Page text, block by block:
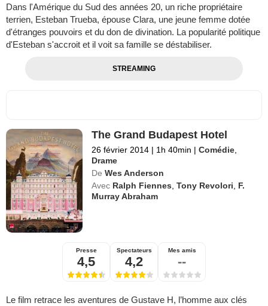
Dans l'Amérique du Sud des années 20, un riche propriétaire
terrien, Esteban Trueba, épouse Clara, une jeune femme dotée
d'étranges pouvoirs et du don de divination. La popularité politique
d'Esteban s'accroit et il voit sa famille se déstabiliser.
STREAMING
The Grand Budapest Hotel
26 février 2014 | 1h 40min | Comédie
Drame
De Wes Anderson
Avec Ralph Fiennes ,Tony Revolori
F.
Murray Abraham
Presse
4,5
Spectateurs
4,2
Mes amis
--
Le film retrace les aventures de Gustave H, l’homme aux clés